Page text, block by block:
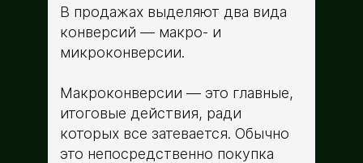
В продажах выделяют два вида
конверсий — макро- и
микроконверсии.
Макроконверсии — это главные,
итоговые действия, ради
которых все затевается. Обычно
это непосредственно покупка